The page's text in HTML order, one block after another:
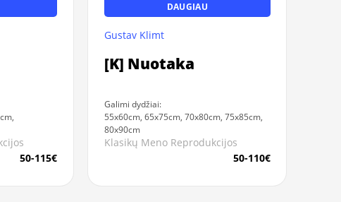
50-115€
DAUGIAU
Gustav Klimt
[K] Nuotaka
Galimi dydžiai:
55x60cm, 65x75cm, 70x80cm, 75x85cm,
80x90cm
Klasikų Meno Reprodukcijos
50-110€